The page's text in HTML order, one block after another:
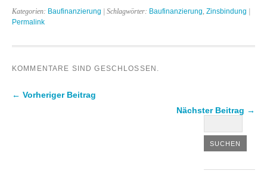
Kategorien: Baufinanzierung | Schlagwörter: Baufinanzierung Zinsbindung |
Permalink
KOMMENTARE SIND GESCHLOSSEN.
← Vorheriger Beitrag
Nächster Beitrag →